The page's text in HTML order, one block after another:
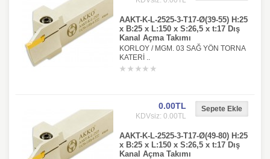
AAKT-K-L-2525-3-T17-Ø(39-55) H:25
x B:25 x L:150 x S:26,5 x t:17 Dış
Kanal Açma Takımı
KORLOY / MGM. 03 SAĞ YÖN TORNA
KATERİ ..
0.00TL
KDVsiz: 0.00TL
AAKT-K-L-2525-3-T17-Ø(49-80) H:25
x B:25 x L:150 x S:26,5 x t:17 Dış
Kanal Açma Takımı